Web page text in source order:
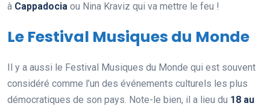
à Cappadocia ou Nina Kraviz qui va mettre le feu !
Le Festival Musiques du Monde
Il y a aussi le Festival Musiques du Monde qui est souvent
considéré comme l’un des événements culturels les plus
démocratiques de son pays. Note-le bien, il a lieu du 18 au